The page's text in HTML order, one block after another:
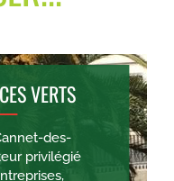
VERTS
des-
privilégié